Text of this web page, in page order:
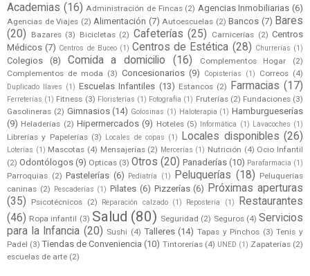
Academias (16) Administración de Fincas (2) Agencias Inmobiliarias (6)
Agencias de Viajes (2) Alimentación (7) Autoescuelas (2) Bancos (7) Bares
(20)
Bazares (3) Bicicletas (2) Cafeterías (25) Carnicerías (2) Centros
Médicos (7) Centros de Buceo (1) Centros de Estética (28) Churrerías (1)
Colegios (8) Comida a domicilio (16) Complementos Hogar
(2)
Complementos de moda (3) Concesionarios (9) Copisterías (1) Correos (4)
Duplicado llaves (1) Escuelas Infantiles (13) Estancos (2) Farmacias (17)
Ferreterías (1) Fitness (3) Floristerías (1) Fotografía (1) Fruterías (2) Fundaciones (3)
Gasolineras (2) Gimnasios (14) Golosinas (1) Haloterapia (1) Hamburgueserías
(9) Heladerías (2) Hipermercados (9) Hoteles (5) Informática (1) Lavacoches (1)
Librerías y Papelerías (3) Locales de copas (1) Locales disponibles (26)
Loterías (1) Mascotas (4) Mensajerías (2) Mercerías (1) Nutrición (4) Ocio Infantil
(2) Odontólogos (9) Opticas (3) Otros (20) Panaderías (10) Parafarmacia (1)
Parroquias (2) Pastelerías (6) Pediatría (1) Peluquerías (18) Peluquerías
caninas (2) Pescaderías (1) Pilates (6) Pizzerías (6) Próximas aperturas
(35)
Psicotécnicos (2) Reparación calzado (1) Repostería (1)
Restaurantes
(46) Ropa infantil (3) Salud (80) Seguridad (2) Seguros (4) Servicios
para la Infancia (20) Sushi (4) Talleres (14) Tapas y Pinchos (3) Tenis y
Padel (3) Tiendas de Conveniencia (10) Tintorerías (4) UNED (1) Zapaterías (2)
escuelas de arte (2)